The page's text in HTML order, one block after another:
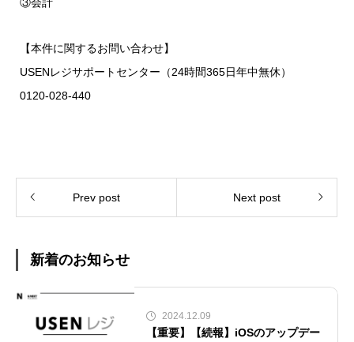
【本件に関するお問い合わせ】
USENレジサポートセンター（24時間365日年中無休）
0120-028-440
Prev post Next post
新着のお知らせ
2024.12.09
【重要】【続報】iOSのアップデー